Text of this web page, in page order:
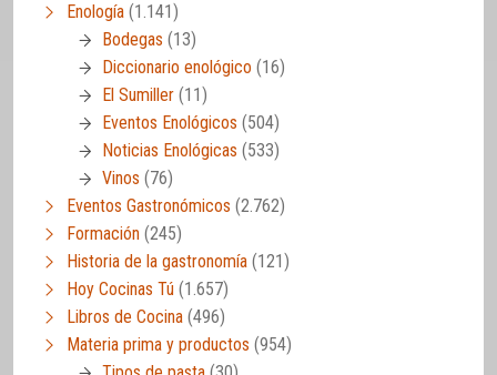
Enología (1.141)
Bodegas (13)
Diccionario enológico (16)
El Sumiller (11)
Eventos Enológicos (504)
Noticias Enológicas (533)
Vinos (76)
Eventos Gastronómicos (2.762)
Formación (245)
Historia de la gastronomía (121)
Hoy Cocinas Tú (1.657)
Libros de Cocina (496)
Materia prima y productos (954)